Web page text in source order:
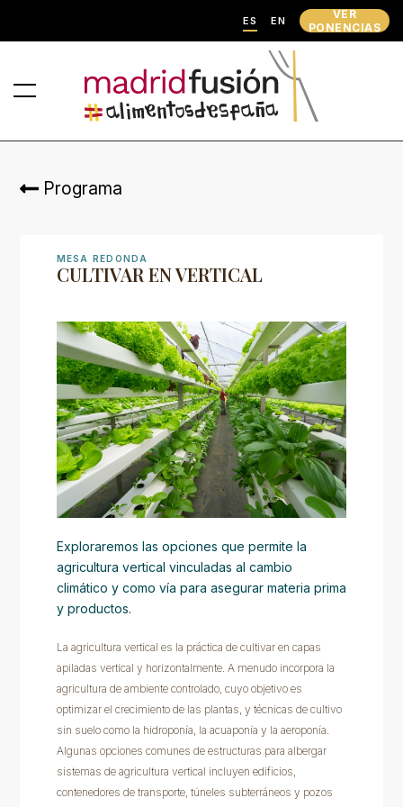
ES EN
VER
PONENCIAS
Programa
MESA REDONDA
CULTIVAR EN VERTICAL
Exploraremos las opciones que permite la
agricultura vertical vinculadas al cambio
climático y como vía para asegurar materia prima
y productos.
La agricultura vertical es la práctica de cultivar en capas
apiladas vertical y horizontalmente. A menudo incorpora la
agricultura de ambiente controlado, cuyo objetivo es
optimizar el crecimiento de las plantas, y técnicas de cultivo
sin suelo como la hidroponía, la acuaponía y la aeroponía.
Algunas opciones comunes de estructuras para albergar
sistemas de agricultura vertical incluyen edificios,
contenedores de transporte, túneles subterráneos y pozos